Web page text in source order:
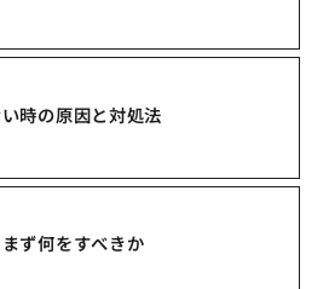
時の原因と対処法
ず何をすべきか